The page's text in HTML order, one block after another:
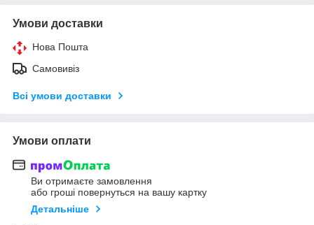
Умови доставки
Нова Пошта
Самовивіз
Всі умови доставки
Умови оплати
Ви отримаєте замовлення
або гроші повернуться на вашу картку
Детальніше